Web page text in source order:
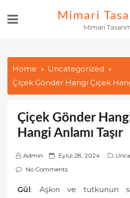
Mimari
Mimari
Home
Uncategorized
Çiçek Gönder Hangi Çiçek
Çiçek Gönder
Hangi Anlamı Taşır
Admin
P
o
t
Eylül 28, 2024
No Comments
Gül: Aşkın ve tutkunun